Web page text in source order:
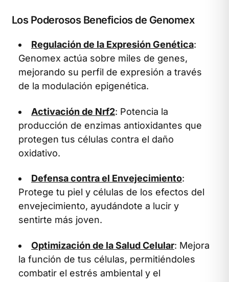
Los Poderosos Beneficios de Genomex
Regulación de la Expresión Genética:
Genomex actúa sobre miles de genes,
mejorando su perfil de expresión a través
de la modulación epigenética.
Activación de Nrf2: Potencia la
producción de enzimas antioxidantes que
protegen tus células contra el daño
oxidativo.
Defensa contra el Envejecimiento:
Protege tu piel y células de los efectos del
envejecimiento, ayudándote a lucir y
sentirte más joven.
Optimización de la Salud Celular: Mejora
la función de tus células, permitiéndoles
combatir el estrés ambiental y el